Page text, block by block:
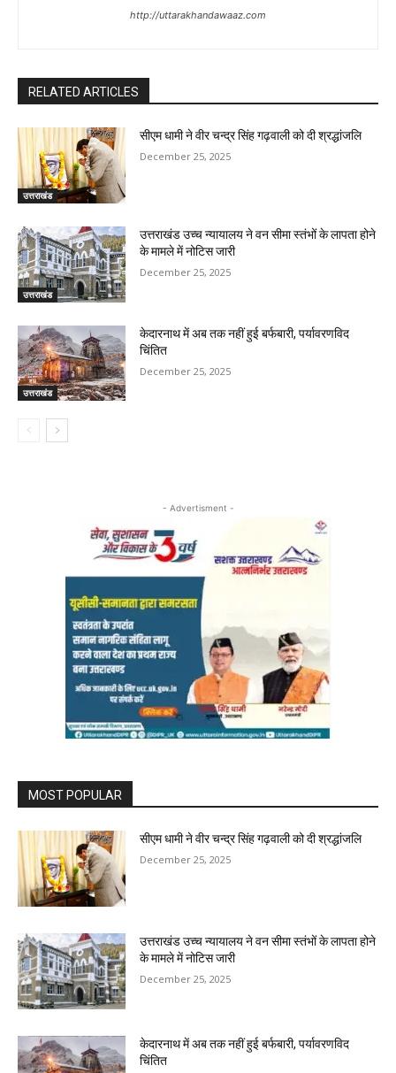
http://uttarakhandawaaz.com
RELATED ARTICLES
उत्तराखंड
सीएम धामी ने वीर चन्द्र सिंह गढ़वाली को दी श्रद्धांजलि
December 25, 2025
उत्तराखंड
उत्तराखंड उच्च न्यायालय ने वन सीमा स्तंभों के लापता होने
के मामले में नोटिस जारी
December 25, 2025
उत्तराखंड
केदारनाथ में अब तक नहीं हुई बर्फबारी, पर्यावरणविद
चिंतित
December 25, 2025
- Advertisment -
MOST POPULAR
सीएम धामी ने वीर चन्द्र सिंह गढ़वाली को दी श्रद्धांजलि
December 25, 2025
उत्तराखंड उच्च न्यायालय ने वन सीमा स्तंभों के लापता होने
के मामले में नोटिस जारी
December 25, 2025
केदारनाथ में अब तक नहीं हुई बर्फबारी, पर्यावरणविद
चिंतित